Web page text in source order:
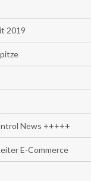
2019
News +++++
E-Commerce